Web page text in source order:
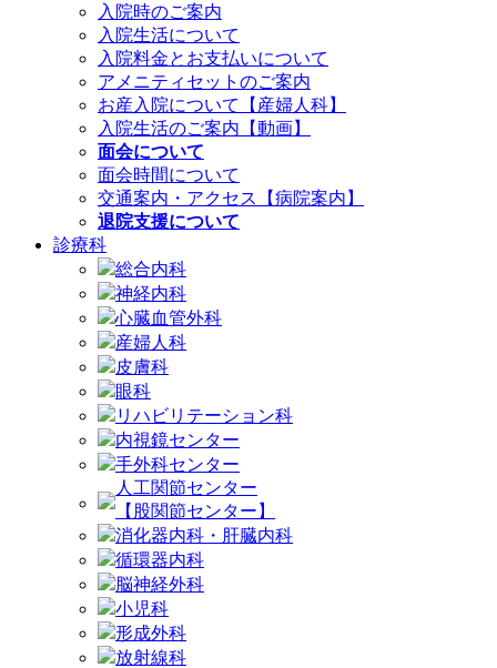
入院時のご案内
入院生活について
入院料金とお支払いについて
アメニティセットのご案内
お産入院について【産婦人科】
入院生活のご案内【動画】
面会について
面会時間について
交通案内・アクセス【病院案内】
退院支援について
診療科
総合内科
神経内科
心臓血管外科
産婦人科
皮膚科
眼科
リハビリテーション科
内視鏡センター
手外科センター
人工関節センター
【股関節センター】
消化器内科・肝臓内科
循環器内科
脳神経外科
小児科
形成外科
放射線科